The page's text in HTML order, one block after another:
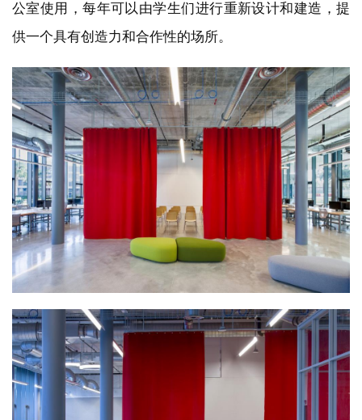
公室使用，每年可以由学生们进行重新设计和建造，提
供一个具有创造力和合作性的场所。